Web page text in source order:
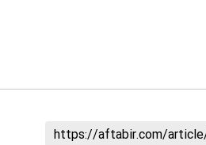
https://aftabir.com/